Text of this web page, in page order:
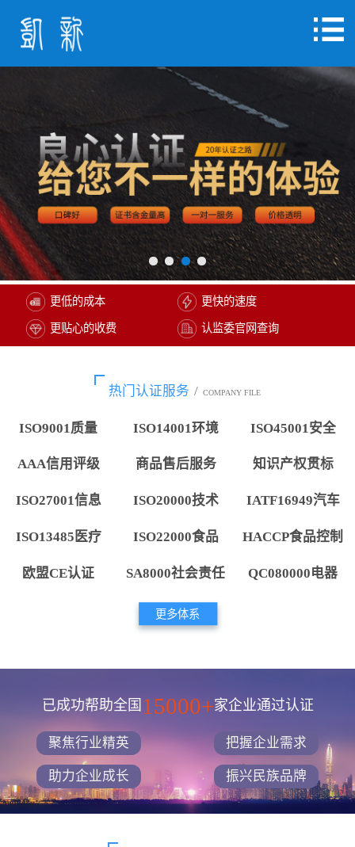
更低的成本 更快的速度
更贴心的收费 认监委官网查询
热门认证服务 / COMPANY FILE
ISO9001质量 ISO14001环境 ISO45001安全
AAA信用评级 商品售后服务 知识产权贯标
ISO27001信息 ISO20000技术 IATF16949汽车
ISO13485医疗 ISO22000食品 HACCP食品控制
欧盟CE认证 SA8000社会责任 QC080000电器
更多体系
已成功帮助全国 15000+家企业通过认证
聚焦行业精英 把握企业需求
助力企业成长 振兴民族品牌